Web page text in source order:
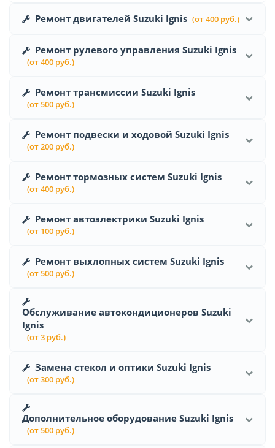
Ремонт двигателей Suzuki Ignis (от 400 руб.)
Ремонт рулевого управления Suzuki Ignis
(от 400 руб.)
Ремонт трансмиссии Suzuki Ignis
(от 500 руб.)
Ремонт подвески и ходовой Suzuki Ignis
(от 200 руб.)
Ремонт тормозных систем Suzuki Ignis
(от 400 руб.)
Ремонт автоэлектрики Suzuki Ignis
(от 100 руб.)
Ремонт выхлопных систем Suzuki Ignis
(от 500 руб.)
Обслуживание автокондиционеров Suzuki
Ignis
(от 3 руб.)
Замена стекол и оптики Suzuki Ignis
(от 300 руб.)
Дополнительное оборудование Suzuki Ignis
(от 500 руб.)